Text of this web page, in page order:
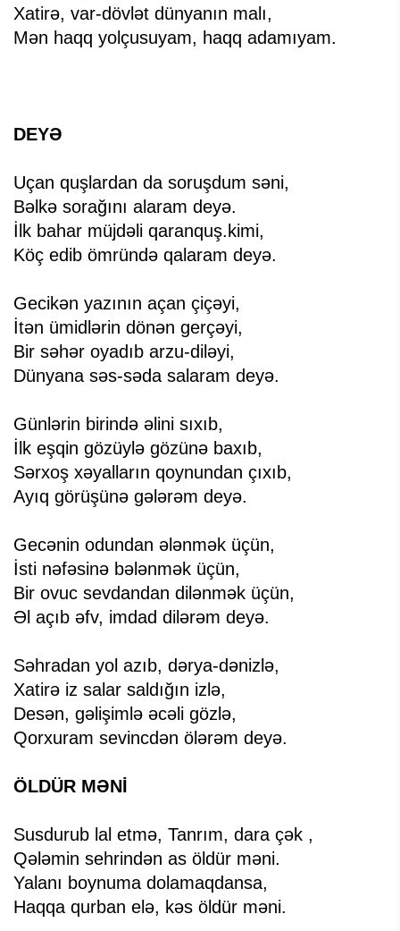
Xatirə, var-dövlət dünyanın malı,
Mən haqq yolçusuyam, haqq adamıyam.
DEYƏ
Uçan quşlardan da soruşdum səni,
Bəlkə sorağını alaram deyə.
İlk bahar müjdəli qaranquş.kimi,
Köç edib ömründə qalaram deyə.
Gecikən yazının açan çiçəyi,
İtən ümidlərin dönən gerçəyi,
Bir səhər oyadıb arzu-diləyi,
Dünyana səs-səda salaram deyə.
Günlərin birində əlini sıxıb,
İlk eşqin gözüylə gözünə baxıb,
Sərxoş xəyalların qoynundan çıxıb,
Ayıq görüşünə gələrəm deyə.
Gecənin odundan ələnmək üçün,
İsti nəfəsinə bələnmək üçün,
Bir ovuc sevdandan dilənmək üçün,
Əl açıb əfv, imdad dilərəm deyə.
Səhradan yol azıb, dərya-dənizlə,
Xatirə iz salar saldığın izlə,
Desən, gəlişimlə əcəli gözlə,
Qorxuram sevincdən ölərəm deyə.
ÖLDÜR MƏNİ
Susdurub lal etmə, Tanrım, dara çək ,
Qələmin sehrindən as öldür məni.
Yalanı boynuma dolamaqdansa,
Haqqa qurban elə, kəs öldür məni.